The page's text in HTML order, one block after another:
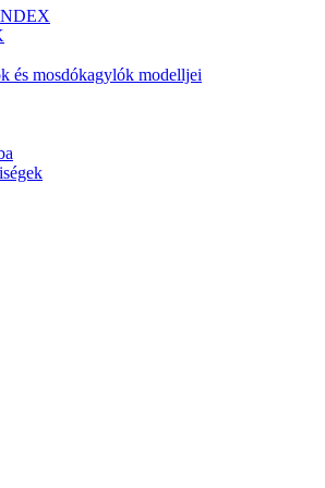
és mosdókagylók modelljei